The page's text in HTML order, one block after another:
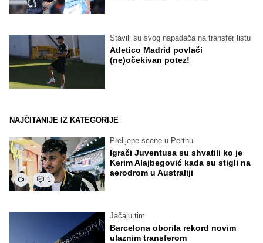
Stavili su svog napadača na transfer listu
Atletico Madrid povlači
(ne)očekivan potez!
NAJČITANIJE IZ KATEGORIJE
1
Prelijepe scene u Perthu
Igrači Juventusa su shvatili ko je
Kerim Alajbegović kada su stigli na
aerodrom u Australiji
Jačaju tim
Barcelona oborila rekord novim
ulaznim transferom